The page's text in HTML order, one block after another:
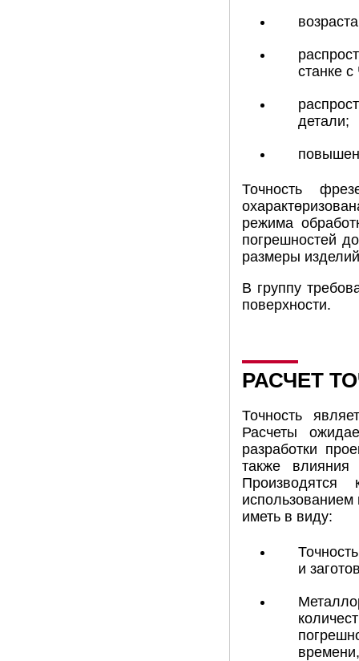
станке
детали;
Точность
режима
погрешностей
размеры
В группу
поверхности.
РАСЧЕТ
Точность
Расчеты
разработки
также влияния
использованием
иметь в виду:
и